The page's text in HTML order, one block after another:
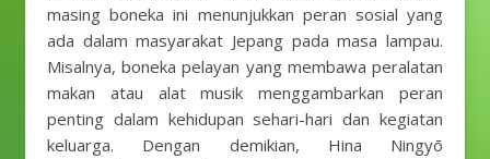
masing boneka ini menunjukkan peran sosial yang
ada dalam masyarakat Jepang pada masa lampau.
Misalnya, boneka pelayan yang membawa peralatan
makan atau alat musik menggambarkan peran
penting dalam kehidupan sehari-hari dan kegiatan
keluarga. Dengan demikian, Hina Ningyō